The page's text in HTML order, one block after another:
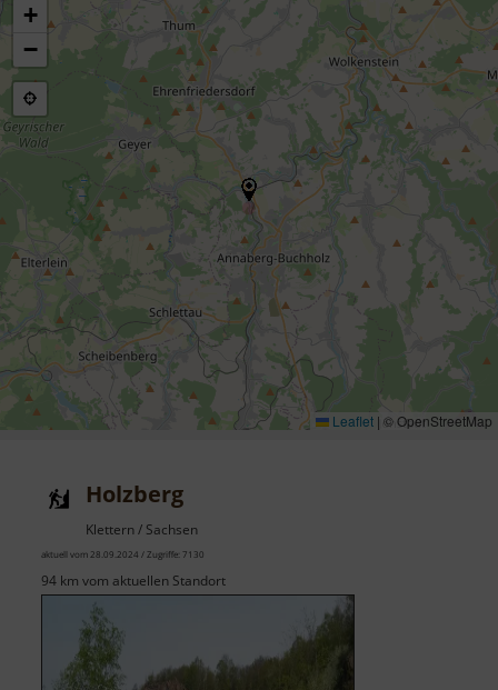
+
−
Leaflet | © OpenStreetMap
Holzberg
Klettern / Sachsen
aktuell vom 28.09.2024 / Zugriffe: 7130
94 km vom aktuellen Standort